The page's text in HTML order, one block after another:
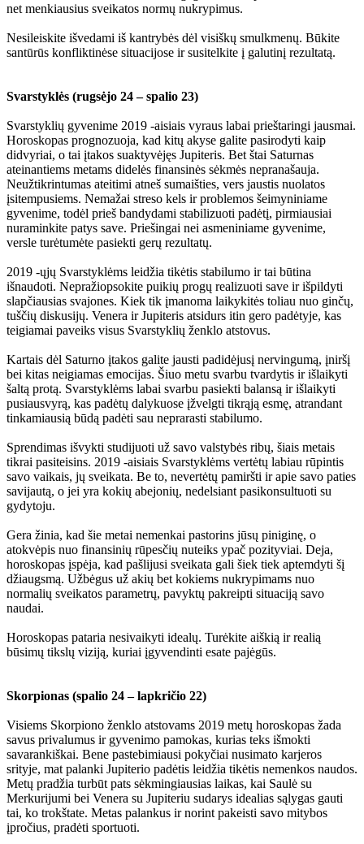
net menkiausius sveikatos normų nukrypimus.
Nesileiskite išvedami iš kantrybės dėl visiškų smulkmenų. Būkite
santūrūs konfliktinėse situacijose ir susitelkite į galutinį rezultatą.
Svarstyklės (rugsėjo 24 – spalio 23)
Svarstyklių gyvenime 2019 -aisiais vyraus labai prieštaringi jausmai.
Horoskopas prognozuoja, kad kitų akyse galite pasirodyti kaip
didvyriai, o tai įtakos suaktyvėjęs Jupiteris. Bet štai Saturnas
ateinantiems metams didelės finansinės sėkmės nepranašauja.
Neužtikrintumas ateitimi atneš sumaišties, vers jaustis nuolatos
įsitempusiems. Nemažai streso kels ir problemos šeimyniniame
gyvenime, todėl prieš bandydami stabilizuoti padėtį, pirmiausiai
nuraminkite patys save. Priešingai nei asmeniniame gyvenime,
versle turėtumėte pasiekti gerų rezultatų.
2019 -ųjų Svarstyklėms leidžia tikėtis stabilumo ir tai būtina
išnaudoti. Nepražiopsokite puikių progų realizuoti save ir išpildyti
slapčiausias svajones. Kiek tik įmanoma laikykitės toliau nuo ginčų,
tuščių diskusijų. Venera ir Jupiteris atsidurs itin gero padėtyje, kas
teigiamai paveiks visus Svarstyklių ženklo atstovus.
Kartais dėl Saturno įtakos galite jausti padidėjusį nervingumą, įniršį
bei kitas neigiamas emocijas. Šiuo metu svarbu tvardytis ir išlaikyti
šaltą protą. Svarstyklėms labai svarbu pasiekti balansą ir išlaikyti
pusiausvyrą, kas padėtų dalykuose įžvelgti tikrąją esmę, atrandant
tinkamiausią būdą padėti sau neprarasti stabilumo.
Sprendimas išvykti studijuoti už savo valstybės ribų, šiais metais
tikrai pasiteisins. 2019 -aisiais Svarstyklėms vertėtų labiau rūpintis
savo vaikais, jų sveikata. Be to, nevertėtų pamiršti ir apie savo paties
savijautą, o jei yra kokių abejonių, nedelsiant pasikonsultuoti su
gydytoju.
Gera žinia, kad šie metai nemenkai pastorins jūsų piniginę, o
atokvėpis nuo finansinių rūpesčių nuteiks ypač pozityviai. Deja,
horoskopas įspėja, kad pašlijusi sveikata gali šiek tiek aptemdyti šį
džiaugsmą. Užbėgus už akių bet kokiems nukrypimams nuo
normalių sveikatos parametrų, pavyktų pakreipti situaciją savo
naudai.
Horoskopas pataria nesivaikyti idealų. Turėkite aiškią ir realią
būsimų tikslų viziją, kuriai įgyvendinti esate pajėgūs.
Skorpionas (spalio 24 – lapkričio 22)
Visiems Skorpiono ženklo atstovams 2019 metų horoskopas žada
savus privalumus ir gyvenimo pamokas, kurias teks išmokti
savarankiškai. Bene pastebimiausi pokyčiai nusimato karjeros
srityje, mat palanki Jupiterio padėtis leidžia tikėtis nemenkos naudos.
Metų pradžia turbūt pats sėkmingiausias laikas, kai Saulė su
Merkurijumi bei Venera su Jupiteriu sudarys idealias sąlygas gauti
tai, ko trokštate. Metas palankus ir norint pakeisti savo mitybos
įpročius, pradėti sportuoti.